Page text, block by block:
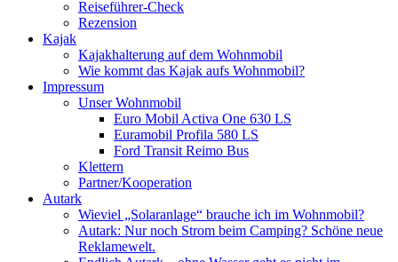
Reiseführer-Check
Rezension
Kajak
Kajakhalterung auf dem Wohnmobil
Wie kommt das Kajak aufs Wohnmobil?
Impressum
Unser Wohnmobil
Euro Mobil Activa One 630 LS
Euramobil Profila 580 LS
Ford Transit Reimo Bus
Klettern
Partner/Kooperation
Autark
Wieviel „Solaranlage“ brauche ich im Wohnmobil?
Autark: Nur noch Strom beim Camping? Schöne neue
Reklamewelt.